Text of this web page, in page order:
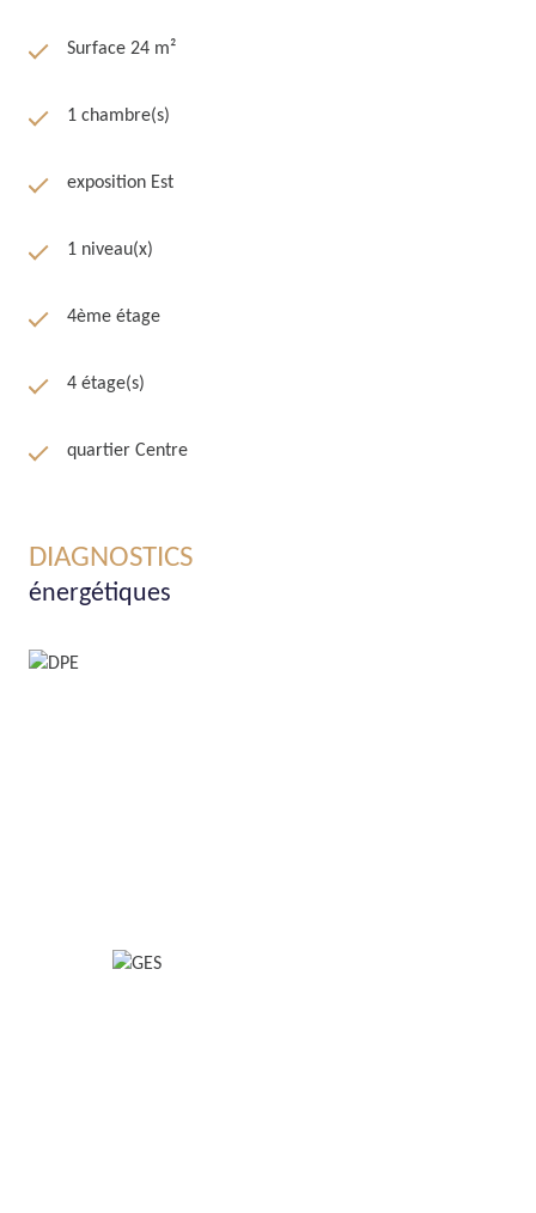
Surface 24 m²
1 chambre(s)
exposition Est
1 niveau(x)
4ème étage
4 étage(s)
quartier Centre
DIAGNOSTICS
énergétiques